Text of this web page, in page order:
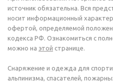
источник обязательна. Вся
носит информационный характер
офертой, определяемой
кодекса РФ. Ознакомиться с
можно на этой странице.
Снаряжение и одежда для
альпинизма, спасателей,